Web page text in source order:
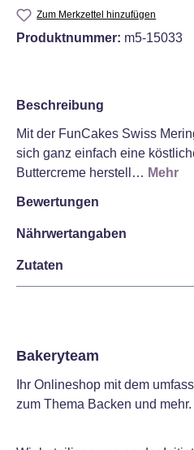
Zum Merkzettel hinzufügen
Produktnummer: m5-15033
Beschreibung
Mit der FunCakes Swiss
sich ganz einfach eine
Buttercreme herstell… Mehr
Bewertungen
Nährwertangaben
Zutaten
Bakeryteam
Ihr Onlineshop mit dem
zum Thema Backen und mehr.